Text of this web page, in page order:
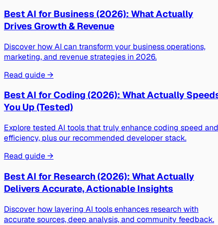
Best AI for Business (2026): What Actually
Drives Growth & Revenue
Discover how AI can transform your business operations,
marketing, and revenue strategies in 2026.
Read guide →
Best AI for Coding (2026): What Actually
You Up (Tested)
Explore tested AI tools that truly enhance coding speed and
efficiency, plus our recommended developer stack.
Read guide →
Best AI for Research (2026): What Actually
Delivers Accurate, Actionable Insights
Discover how layering AI tools enhances research with
accurate sources, deep analysis, and community feedback.